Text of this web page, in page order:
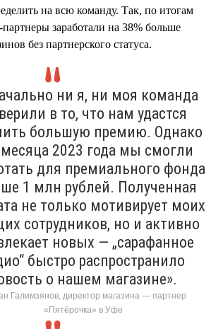
на всю команду. Так, по итогам
партнеры заработали на 38% больше
без партнерского статуса.
ни я, ни моя команда
в то, что нам удастся
большую премию. Однако
месяца 2023 года мы смогли
для премиального фонда
1 млн рублей. Полученная
не только мотивирует моих
сотрудников, но и активно
новых — „сарафанное
быстро распространило
о нашем магазине».
Галимзянов, директор магазина — партнер
«Пятёрочка» в Уфе